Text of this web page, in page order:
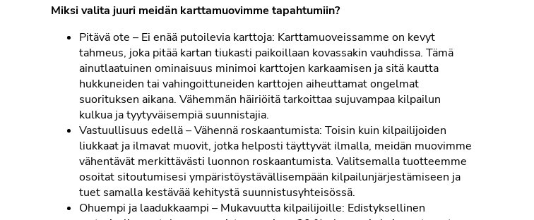
Miksi valita juuri meidän karttamuovimme tapahtumiin?
Pitävä ote – Ei enää putoilevia karttoja: Karttamuoveissamme on kevyt
tahmeus, joka pitää kartan tiukasti paikoillaan kovassakin vauhdissa. Tämä
ainutlaatuinen ominaisuus minimoi karttojen karkaamisen ja sitä kautta
hukkuneiden tai vahingoittuneiden karttojen aiheuttamat ongelmat
suorituksen aikana. Vähemmän häiriöitä tarkoittaa sujuvampaa kilpailun
kulkua ja tyytyväisempiä suunnistajia.
Vastuullisuus edellä – Vähennä roskaantumista: Toisin kuin kilpailijoiden
liukkaat ja ilmavat muovit, jotka helposti täyttyvät ilmalla, meidän muovimme
vähentävät merkittävästi luonnon roskaantumista. Valitsemalla tuotteemme
osoitat sitoutumisesi ympäristöystävällisempään kilpailunjärjestämiseen ja
tuet samalla kestävää kehitystä suunnistusyhteisössä.
Ohuempi ja laadukkaampi – Mukavuutta kilpailijoille: Edistyksellinen